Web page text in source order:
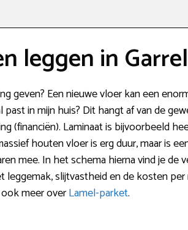
leggen in
geven? Een nieuwe vloer kan een
past in mijn huis? Dit hangt af van de
(financiën). Laminaat is bijvoorbeeld
houten vloer is erg duur, maar is
mee. In het schema hierna vind je de
slijtvastheid en de kosten
meer overLamel-parket.